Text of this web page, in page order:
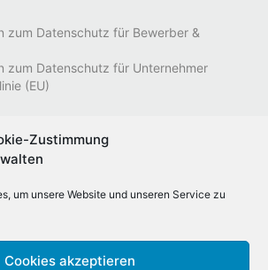
Zustimmung
um unsere Website und unseren Service zu
Cookies akzeptieren
zum Datenschutz für Bewerber &
zum Datenschutz für Unternehmer
(EU)